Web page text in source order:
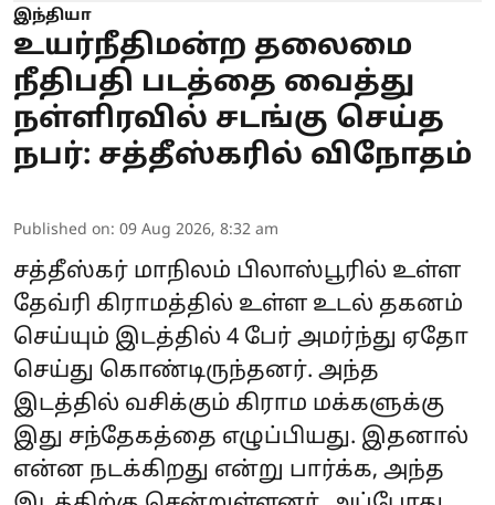
இந்தியா
உயர்நீதிமன்ற தலைமை
நீதிபதி படத்தை வைத்து
நள்ளிரவில் சடங்கு செய்த
நபர்: சத்தீஸ்கரில் விநோதம்
Published on: 09 Aug 2026, 8:32 am
சத்தீஸ்கர் மாநிலம் பிலாஸ்பூரில் உள்ள
தேவ்ரி கிராமத்தில் உள்ள உடல் தகனம்
செய்யும் இடத்தில் 4 பேர் அமர்ந்து ஏதோ
செய்து கொண்டிருந்தனர். அந்த
இடத்தில் வசிக்கும் கிராம மக்களுக்கு
இது சந்தேகத்தை எழுப்பியது. இதனால்
என்ன நடக்கிறது என்று பார்க்க, அந்த